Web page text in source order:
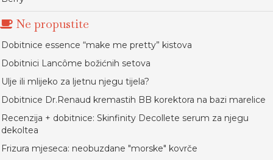
Ne propustite
Dobitnice essence “make me pretty” kistova
Dobitnici Lancôme božićnih setova
Ulje ili mlijeko za ljetnu njegu tijela?
Dobitnice Dr.Renaud kremastih BB korektora na bazi marelice
Recenzija + dobitnice: Skinfinity Decollete serum za njegu
dekoltea
Frizura mjeseca: neobuzdane "morske" kovrče